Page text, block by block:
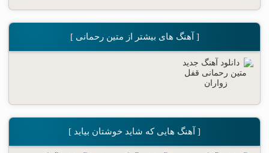
[ آهنگ های بیشتر از متین رحمانی ]
[ آهنگ هایی که شاید خوشتان بیاید ]